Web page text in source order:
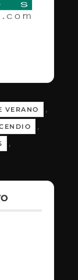
VERANO ,
,
,